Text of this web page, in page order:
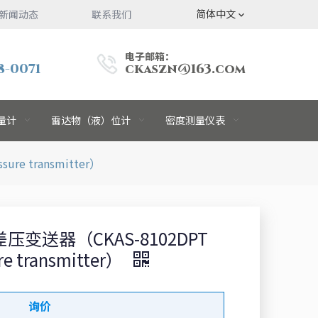
闻动态 联系我们 简体中文
0071
电子邮箱：
ckaszn@163.com
计 雷达物（液）位计 密度测量仪表
transmitter）
压变送器（CKAS-8102DPT
transmitter）
询价